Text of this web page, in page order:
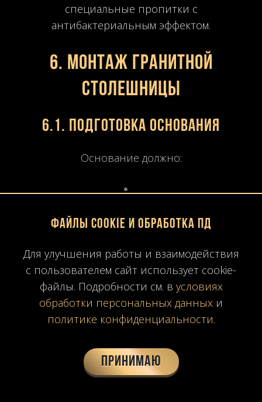
специальные пропитки с
антибактериальным эффектом.
6. Монтаж гранитной
столешницы
6.1. Подготовка основания
Основание должно:
быть строго горизонтальным;
иметь жесткую конструкцию.
Используются:
Файлы Cookie и обработка ПД
Для улучшения работы и взаимодействия
с пользователем сайт использует cookie-
файлы. Подробности см. в условиях
обработки персональных данных и
политике конфиденциальности.
Принимаю